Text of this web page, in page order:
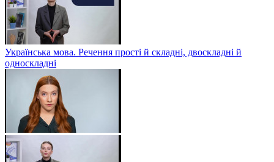
Українська мова. Речення прості й складні, двоскладні й
односкладні